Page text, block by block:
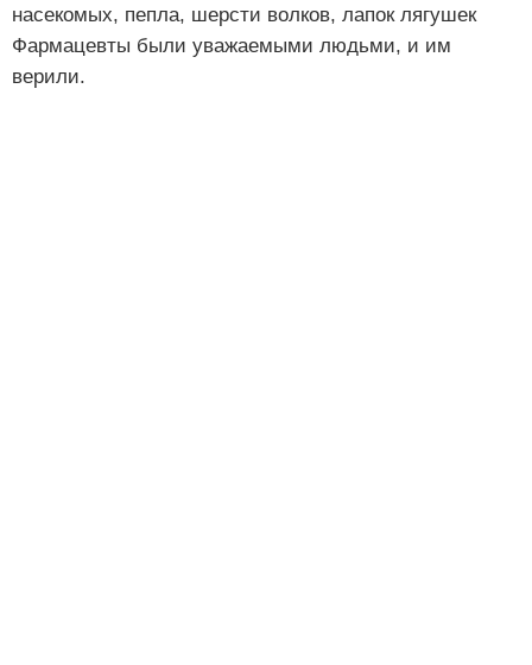
насекомых, пепла, шерсти волков, лапок лягушек
Фармацевты были уважаемыми людьми, и им
верили.